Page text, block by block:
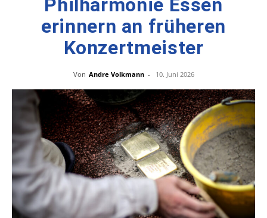
Philharmonie Essen
erinnern an früheren
Konzertmeister
Von Andre Volkmann - 10. Juni 2026